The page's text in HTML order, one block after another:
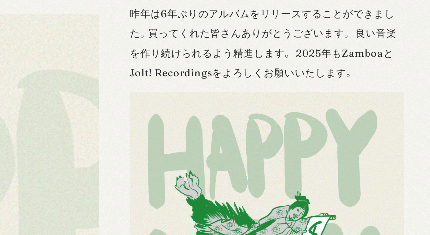
昨年は6年ぶりのアルバムをリリースすることができまし
た。買ってくれた皆さんありがとうございます。 良い音楽
を作り続けられるよう精進します。 2025年もZamboaと
Jolt! Recordingsをよろしくお願いいたします。